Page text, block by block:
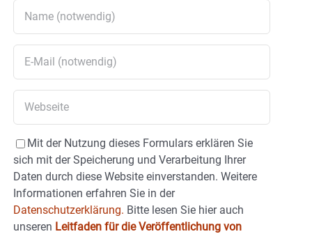
Mit der Nutzung dieses Formulars erklären Sie
sich mit der Speicherung und Verarbeitung Ihrer
Daten durch diese Website einverstanden. Weitere
Informationen erfahren Sie in der
Datenschutzerklärung. Bitte lesen Sie hier auch
unseren Leitfaden für die Veröffentlichung von